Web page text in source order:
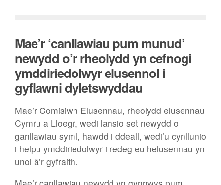
Mae’r ‘canllawiau pum munud’
newydd o’r rheolydd yn cefnogi
ymddiriedolwyr elusennol i
gyflawni dyletswyddau
Mae’r Comisiwn Elusennau, rheolydd elusennau
Cymru a Lloegr, wedi lansio set newydd o
ganllawiau syml, hawdd i ddeall, wedi’u cynllunio
i helpu ymddiriedolwyr i redeg eu helusennau yn
unol â’r gyfraith.